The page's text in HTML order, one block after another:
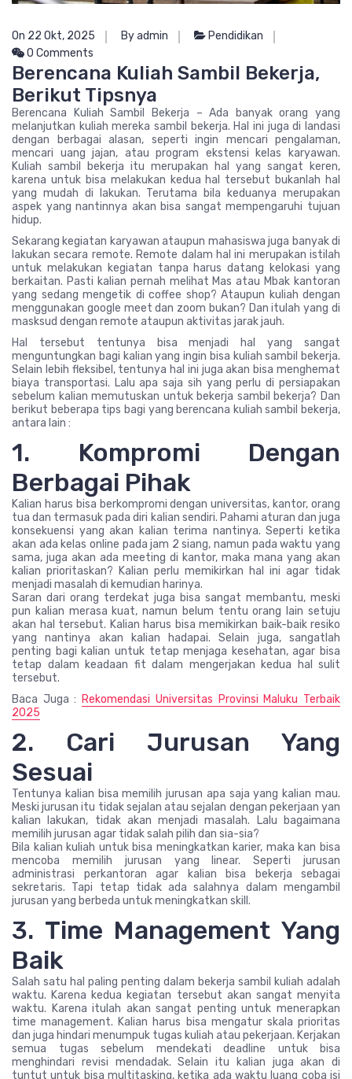
On 22 Okt, 2025 By admin
Pendidikan
0 Comments
Berencana Kuliah Sambil Bekerja,
Berikut Tipsnya
Berencana Kuliah Sambil Bekerja – Ada banyak orang yang
melanjutkan kuliah mereka sambil bekerja. Hal ini juga di landasi
dengan berbagai alasan, seperti ingin mencari pengalaman,
mencari uang jajan, atau program ekstensi kelas karyawan.
Kuliah sambil bekerja itu merupakan hal yang sangat keren,
karena untuk bisa melakukan kedua hal tersebut bukanlah hal
yang mudah di lakukan. Terutama bila keduanya merupakan
aspek yang nantinnya akan bisa sangat mempengaruhi tujuan
hidup.
Sekarang kegiatan karyawan ataupun mahasiswa juga banyak di
lakukan secara remote. Remote dalam hal ini merupakan istilah
untuk melakukan kegiatan tanpa harus datang kelokasi yang
berkaitan. Pasti kalian pernah melihat Mas atau Mbak kantoran
yang sedang mengetik di coffee shop? Ataupun kuliah dengan
menggunakan google meet dan zoom bukan? Dan itulah yang di
masksud dengan remote ataupun aktivitas jarak jauh.
Hal tersebut tentunya bisa menjadi hal yang sangat
menguntungkan bagi kalian yang ingin bisa kuliah sambil bekerja.
Selain lebih fleksibel, tentunya hal ini juga akan bisa menghemat
biaya transportasi. Lalu apa saja sih yang perlu di persiapakan
sebelum kalian memutuskan untuk bekerja sambil bekerja? Dan
berikut beberapa tips bagi yang berencana kuliah sambil bekerja,
antara lain :
1. Kompromi Dengan
Berbagai Pihak
Kalian harus bisa berkompromi dengan universitas, kantor, orang
tua dan termasuk pada diri kalian sendiri. Pahami aturan dan juga
konsekuensi yang akan kalian terima nantinya. Seperti ketika
akan ada kelas online pada jam 2 siang, namun pada waktu yang
sama, juga akan ada meeting di kantor, maka mana yang akan
kalian prioritaskan? Kalian perlu memikirkan hal ini agar tidak
menjadi masalah di kemudian harinya.
Saran dari orang terdekat juga bisa sangat membantu, meski
pun kalian merasa kuat, namun belum tentu orang lain setuju
akan hal tersebut. Kalian harus bisa memikirkan baik-baik resiko
yang nantinya akan kalian hadapai. Selain juga, sangatlah
penting bagi kalian untuk tetap menjaga kesehatan, agar bisa
tetap dalam keadaan fit dalam mengerjakan kedua hal sulit
tersebut.
Baca Juga :Rekomendasi Universitas Provinsi Maluku Terbaik
2025
2. Cari Jurusan Yang
Sesuai
Tentunya kalian bisa memilih jurusan apa saja yang kalian mau.
Meski jurusan itu tidak sejalan atau sejalan dengan pekerjaan yan
kalian lakukan, tidak akan menjadi masalah. Lalu bagaimana
memilih jurusan agar tidak salah pilih dan sia-sia?
Bila kalian kuliah untuk bisa meningkatkan karier, maka kan bisa
mencoba memilih jurusan yang linear. Seperti jurusan
administrasi perkantoran agar kalian bisa bekerja sebagai
sekretaris. Tapi tetap tidak ada salahnya dalam mengambil
jurusan yang berbeda untuk meningkatkan skill.
3. Time Management Yang
Baik
Salah satu hal paling penting dalam bekerja sambil kuliah adalah
waktu. Karena kedua kegiatan tersebut akan sangat menyita
waktu. Karena itulah akan sangat penting untuk menerapkan
time management. Kalian harus bisa mengatur skala prioritas
dan juga hindari menumpuk tugas kuliah atau pekerjaan. Kerjakan
semua tugas sebelum mendekati deadline untuk bisa
menghindari revisi mendadak. Selain itu kalian juga akan di
tuntut untuk bisa multitasking, ketika ada waktu luang coba isi